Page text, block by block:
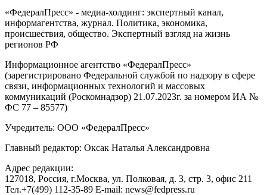
«ФедералПресс» - медиа-холдинг: экспертный канал,
информагентства, журнал. Политика, экономика,
происшествия, общество. Экспертный взгляд на жизнь
регионов РФ
Информационное агентство «ФедералПресс»
(зарегистрировано Федеральной службой по надзору в сфере
связи, информационных технологий и массовых
коммуникаций (Роскомнадзор) 21.07.2023г. за номером ИА №
ФС 77 – 85577)
Учредитель: ООО «ФедералПресс»
Главный редактор: Оксак Наталья Александровна
Адрес редакции:
127018, Россия, г.Москва, ул. Полковая, д. 3, стр. 3, офис 211
Тел.+7(499) 112-35-89 E-mail: news@fedpress.ru